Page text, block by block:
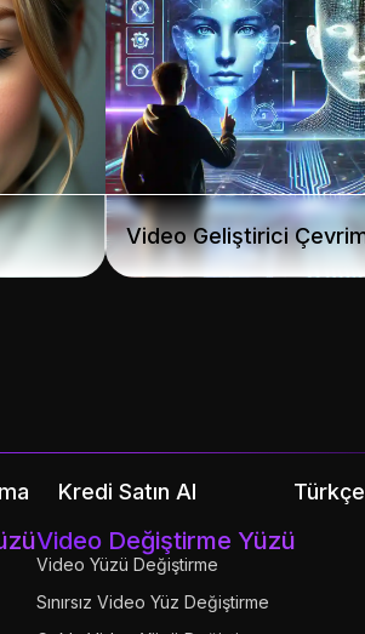
Kredi Satın Al Türkçe
Video Değiştirme Yüzü
Video Yüzü Değiştirme
Sınırsız Video Yüz Değiştirme